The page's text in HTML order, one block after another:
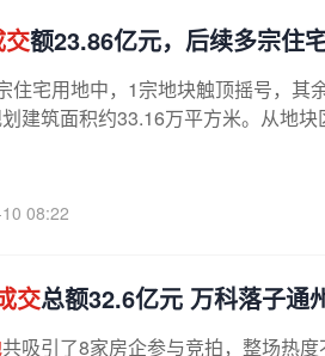
额23.86亿元，后续多宗住
住宅用地中，1宗地块触顶摇号，其
建筑面积约33.16万平方米。从地
08:22
交总额32.6亿元 万科落子通
共吸引了8家房企参与竞拍，整场热